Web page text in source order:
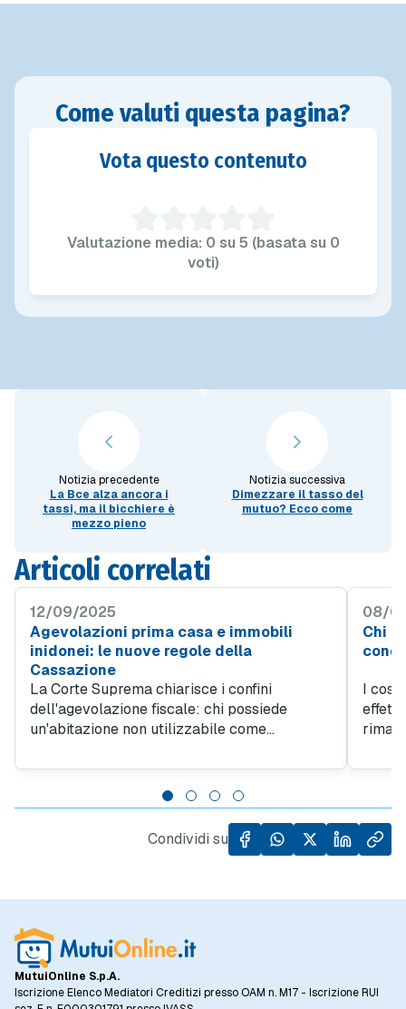
Come valuti questa pagina?
Vota questo contenuto
Valutazione media: 0 su 5 (basata su 0
voti)
Notizia precedente
La Bce alza ancora i
tassi, ma il bicchiere è
mezzo pieno
Notizia successiva
Dimezzare il tasso del
mutuo? Ecco come
Articoli correlati
12/09/2025
Agevolazioni prima casa e immobili
inidonei: le nuove regole della
Cassazione
La Corte Suprema chiarisce i confini
dell'agevolazione fiscale: chi possiede
un'abitazione non utilizzabile come
richiedere il beneficio sull'acquisto di un
nuovo alloggio, purché non abbia già goduto
del bonus in passato.
08/
Chi
I
stata
Condividi su
MutuiOnline S.p.A.
Iscrizione Elenco Mediatori Creditizi presso OAM n. M17 - Iscrizione RUI